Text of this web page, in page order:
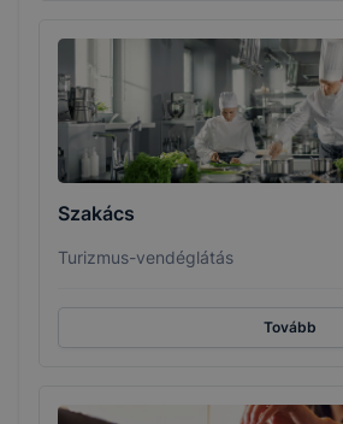
Szakács
Turizmus-vendéglátás
Tovább